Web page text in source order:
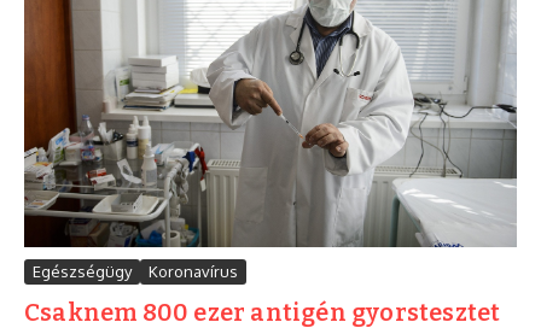
Egészségügy Koronavírus
Csaknem 800 ezer antigén gyorstesztet